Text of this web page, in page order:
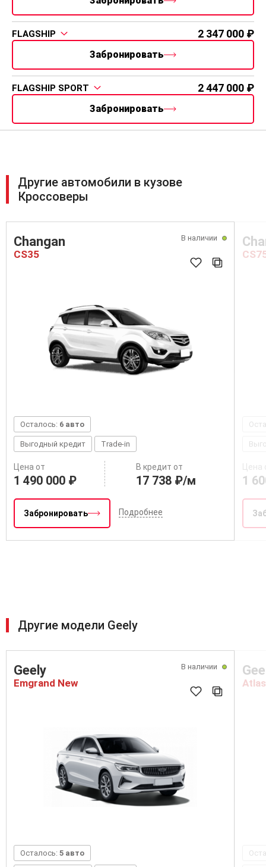
Бесключевой доступ, кнопка запуска двигателя
Датчик дождя
FLAGSHIP 2 347 000
Забронировать
FLAGSHIP SPORT 2 447 000
Забронировать
Другие автомобили в кузове
Кроссоверы
В наличии
Changan
CS35
Осталось: 6 авто
Выгодный кредит Trade-in
Цена от
1 490 000 ₽
В кредит от
17 738 ₽/м
Забронировать Подробнее
Цена
1
Другие модели Geely
В наличии
Geely
Emgrand New
Осталось: 5 авто
Atlas